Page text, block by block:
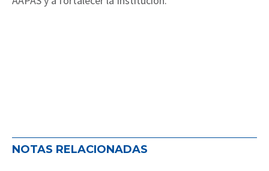
NOTAS RELACIONADAS